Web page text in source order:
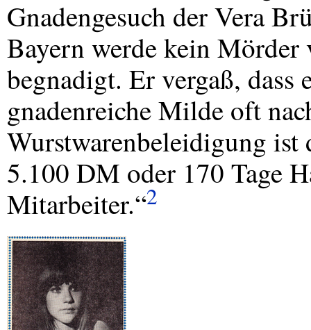
Gnadengesuch der Vera
Bayern werde kein Mörder
begnadigt. Er vergaß, dass
gnadenreiche Milde oft
Wurstwarenbeleidigung ist
5.100 DM oder 170 Tage
Mitarbeiter.“2